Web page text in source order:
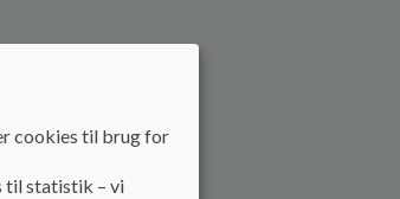
cookies til brug for
til statistik – vi